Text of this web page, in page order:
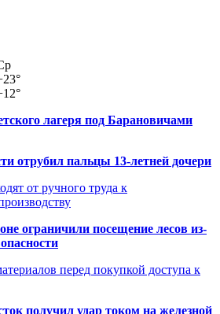
23°
12°
лагеря под Барановичами
отрубил пальцы 13-летней дочери
от ручного труда к
ограничили посещение лесов из-
перед покупкой доступа к
получил удар током на железной